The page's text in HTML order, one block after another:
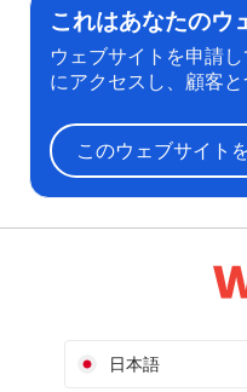
これはあなたのウ
ウェブサイトを申請
にアクセスし、顧客と
このウェブサイト
日本語